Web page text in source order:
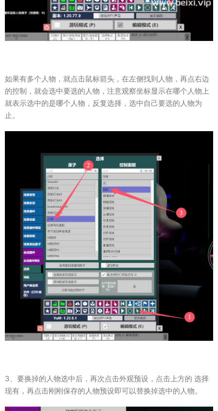
如果有多个人物，就点击鼠标箭头，在左侧找到人物，再点右边
的控制，就会选中要选的人物，注意观察坐标显示在哪个人物上
就表示选中的是哪个人物，反复选择，选中自己要选的人物为
止。
3、要换掉的人物选中后，再次点击外观预设，点击上方的 选择
现有，再点击刚刚保存的人物预设即可以替换掉选中的人物。